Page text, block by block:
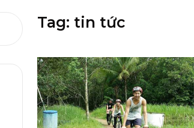
Tag: tin tức